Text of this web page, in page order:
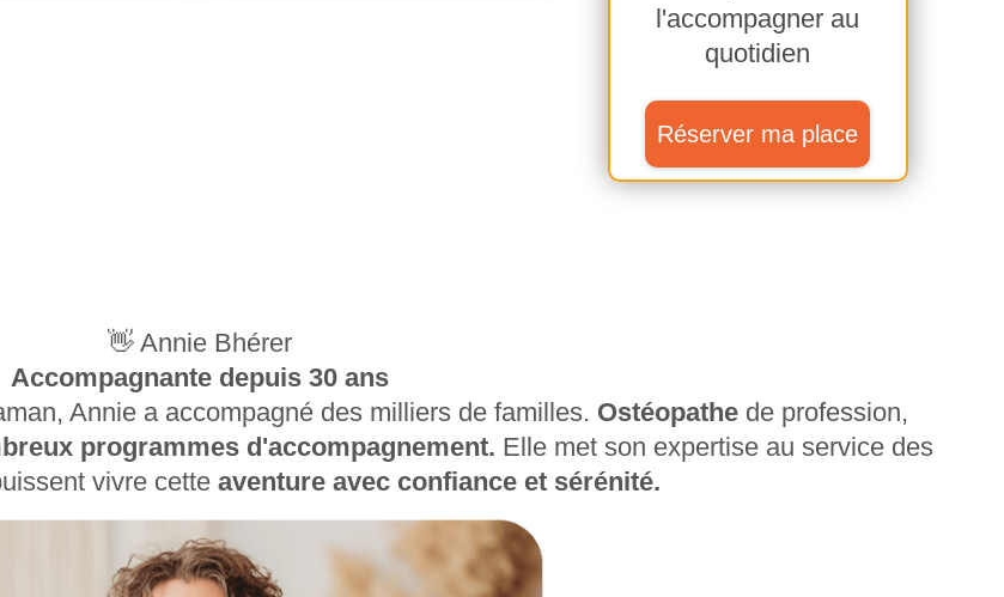
l'accompagner au
quotidien
Réserver ma place
👋 Annie Bhérer
Accompagnante depuis 30 ans
Annie a accompagné des milliers de familles. Ostéopathe de profession,
programmes d'accompagnement. Elle met son expertise au service des
vivre cetteaventure avec confiance et sérénité.